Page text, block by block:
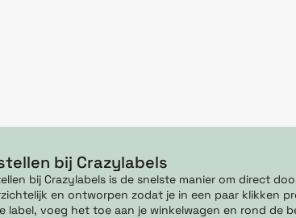
bij Crazylabels
bij Crazylabels is de snelste manier om direct
en ontworpen zodat je in een paar klikken
label, voeg het toe aan je winkelwagen en rond de